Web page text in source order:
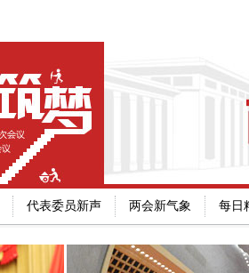
代表委员新声 两会新气象 每日